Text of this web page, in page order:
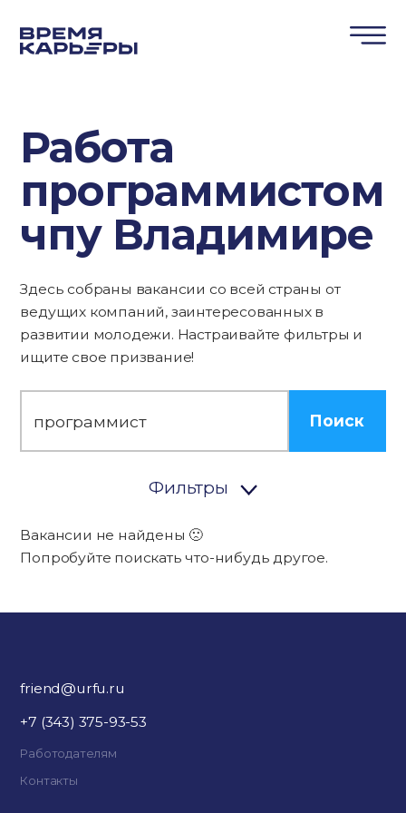
Работа
программистом
чпу Владимире
Здесь собраны вакансии со всей страны от
ведущих компаний, заинтересованных в
развитии молодежи. Настраивайте фильтры и
ищите свое призвание!
Поиск
Фильтры
Вакансии не найдены 🙁
Попробуйте поискать что-нибудь другое.
friend@urfu.ru
+7 (343) 375-93-53
Работодателям
Контакты